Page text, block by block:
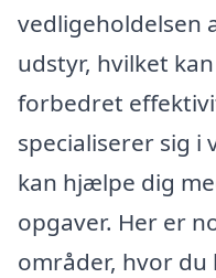
vedligeholdelsen
udstyr, hvilket
forbedret
specialiserer sig i
kan hjælpe dig
opgaver. Her er
områder, hvor